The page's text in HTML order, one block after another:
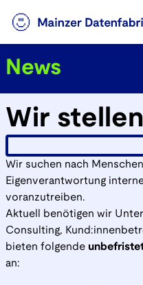
News
Wir
Wir suchen nach
Eigenverantwortung
voranzutreiben.
Aktuell benötigen wir
Consulting,
bieten folgende
an: